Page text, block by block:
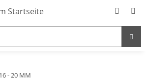
16 - 20 MM